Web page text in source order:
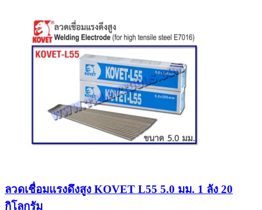
ลวดเชื่อมแรงดึงสูง KOVET L55 5.0 มม. 1 ลัง 20
กิโลกรัม